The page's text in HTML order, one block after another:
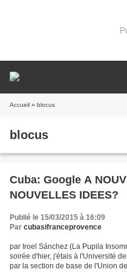
Accueil » blocus
blocus
Cuba: Google A
NOUVELLES IDEES?
Publié le 15/03/2015 à 16:09
Par cubasifranceprovence
par Iroel Sánchez (La Pupila
soirée d'hier, j'étais à l'Université
par la section de base de l'Union